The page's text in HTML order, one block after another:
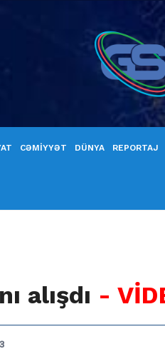
CƏMİYYƏT DÜNYA REPORTAJ
alışdı -